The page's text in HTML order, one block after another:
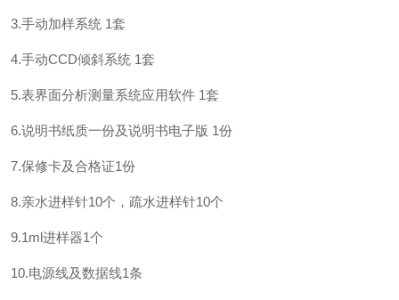
3.手动加样系统 1套
4.手动CCD倾斜系统 1套
5.表界面分析测量系统应用软件 1套
6.说明书纸质一份及说明书电子版 1份
7.保修卡及合格证1份
8.亲水进样针10个，疏水进样针10个
9.1ml进样器1个
10.电源线及数据线1条